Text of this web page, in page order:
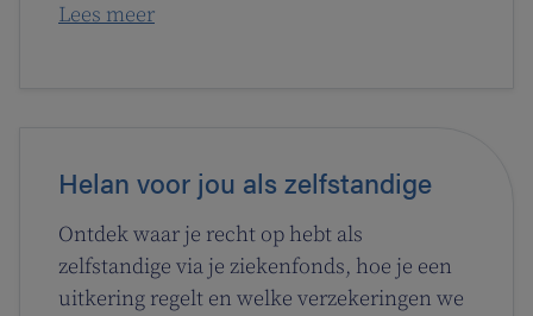
Lees meer
Helan voor jou als zelfstandige
Ontdek waar je recht op hebt als
zelfstandige via je ziekenfonds, hoe je een
uitkering regelt en welke verzekeringen we